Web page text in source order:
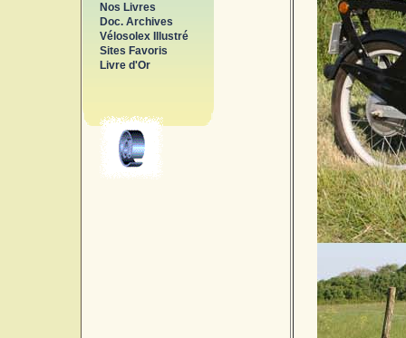
Nos Livres
Doc. Archives
Vélosolex Illustré
Sites Favoris
Livre d'Or